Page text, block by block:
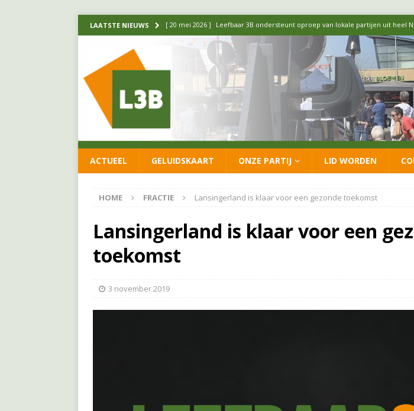
LAATSTE NIEUWS [ 14 mei 2026 ] Update over de formatie: vacature voor onafhankelijke
[ 1 april 2026 ] Ontwikkelingen flexwoningen Oekraïners én Lansingerlanders
[ 26 juni 2026 ] Leefbaar 3B en CDA presenteren coalitieakkoord: ‘Groeien
Leefbaar 3B kritisch op LOO2: belangen eigen inwoners
[ 20 mei 2026 ] Leefbaar 3B ondersteunt oproep van lokale partijen uit heel
ACTUEEL GELUIDSKAART ONZE PARTIJ LID WORDEN
HOME FRACTIE Lansingerland is klaar voor een gezonde toekomst
Lansingerland is klaar voor een
toekomst
3 november 2019